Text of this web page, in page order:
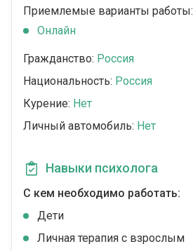
Приемлемые варианты работы:
Онлайн
Гражданство: Россия
Национальность: Россия
Курение: Нет
Личный автомобиль: Нет
Навыки психолога
С кем необходимо работать:
Дети
Личная терапия с взрослым